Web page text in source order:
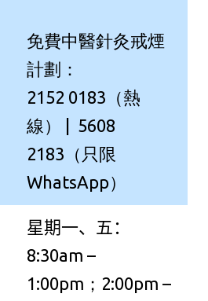
免費中醫針灸戒煙
計劃：
2152 0183（熱
線） | 5608
2183（只限
WhatsApp）
星期一、五 ：
8:30am –
1:00pm； 2:00pm –